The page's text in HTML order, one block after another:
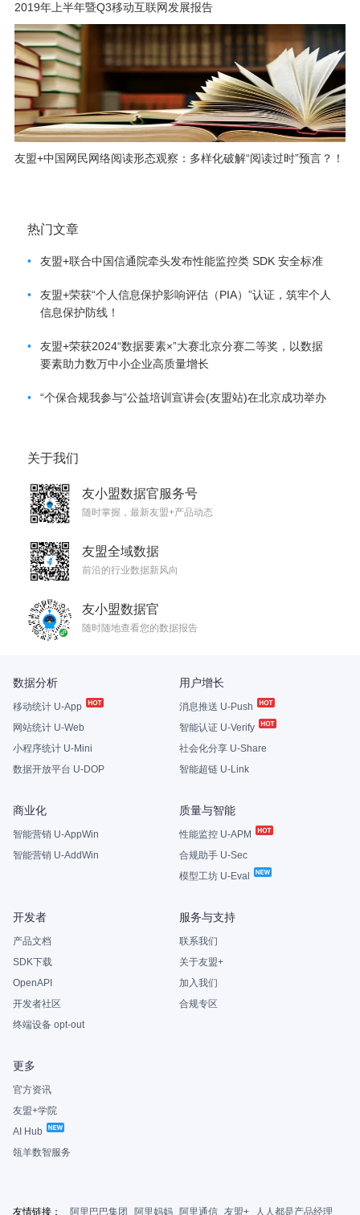
2019年上半年暨Q3移动互联网发展报告
友盟+中国网民网络阅读形态观察：多样化破解“阅读过时”预言？！
热门文章
• 友盟+联合中国信通院牵头发布性能监控类 SDK 安全标准
•
友盟+荣获“个人信息保护影响评估（PIA）”认证，筑牢个人
信息保护防线！
•
友盟+荣获2024“数据要素×”大赛北京分赛二等奖，以数据
要素助力数万中小企业高质量增长
• “个保合规我参与”公益培训宣讲会(友盟站)在北京成功举办
关于我们
友小盟数据官服务号
随时掌握，最新友盟+产品动态
友盟全域数据
前沿的行业数据新风向
友小盟数据官
随时随地查看您的数据报告
数据分析
移动统计 U-App
网站统计 U-Web
小程序统计 U-Mini
数据开放平台 U-DOP
用户增长
消息推送 U-Push
智能认证 U-Verify
社会化分享 U-Share
智能超链 U-Link
商业化
智能营销 U-AppWin
智能营销 U-AddWin
质量与智能
性能监控 U-APM
合规助手 U-Sec
模型工坊 U-Eval
开发者
产品文档
SDK下载
OpenAPI
开发者社区
终端设备 opt-out
服务与支持
联系我们
关于友盟+
加入我们
合规专区
更多
官方资讯
友盟+学院
AI Hub
瓴羊数智服务
友情链接： 阿里巴巴集团 阿里妈妈 阿里通信 友盟+ 人人都是产品经理